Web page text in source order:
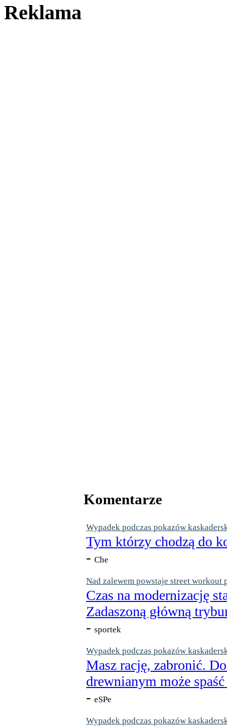
Reklama
Komentarze
Wypadek podczas pokazów
Tym którzy chodzą do
- Che
Nad zalewem powstaje street workout
Czas na modernizację
Zadaszoną główną
- sportek
Wypadek podczas pokazów
Masz rację, zabronić.
drewnianym może
- eSPe
Wypadek podczas pokazów